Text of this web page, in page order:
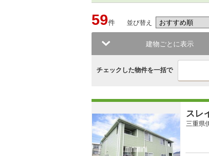
59件 並び替え
建物ごとに表示
チェックした物件を一括で
スレ
三重県